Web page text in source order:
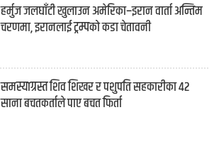
हर्मुज जलघाँटी खुलाउन अमेरिका–इरान वार्ता अन्तिम
चरणमा, इरानलाई ट्रम्पको कडा चेतावनी
समस्याग्रस्त शिव शिखर र पशुपति सहकारीका ४२
साना बचतकर्ताले पाए बचत फिर्ता